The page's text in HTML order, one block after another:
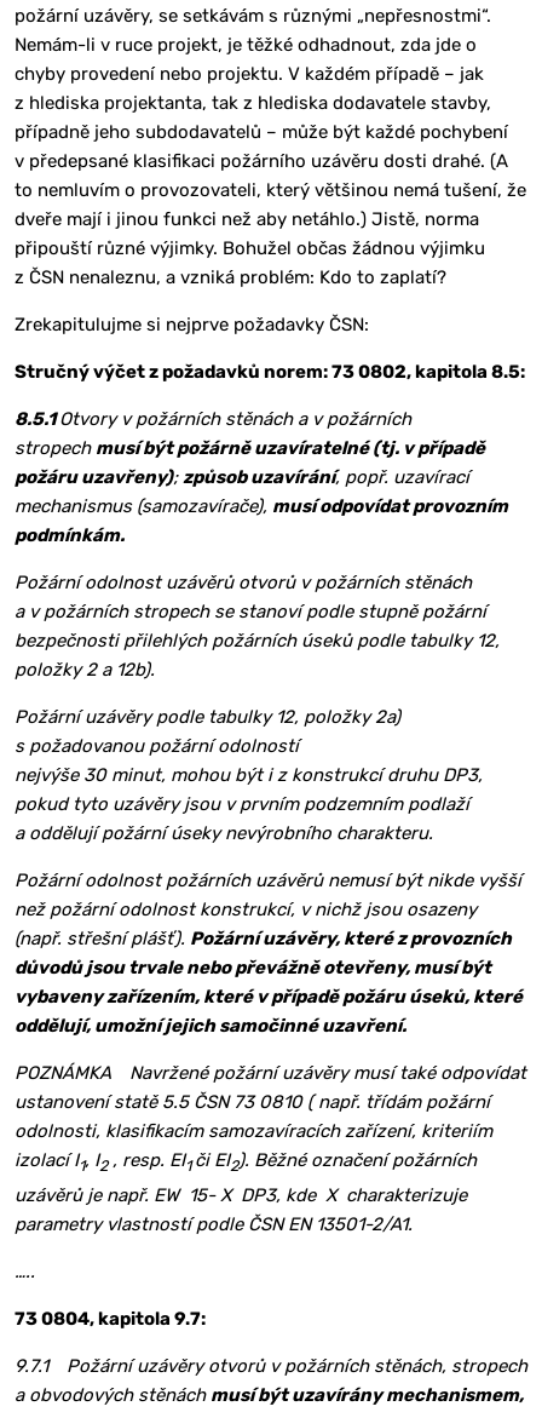
požární uzávěry, se setkávám s různými „nepřesnostmi“.
Nemám-li v ruce projekt, je těžké odhadnout, zda jde o
chyby provedení nebo projektu. V každém případě – jak
z hlediska projektanta, tak z hlediska dodavatele stavby,
případně jeho subdodavatelů – může být každé pochybení
v předepsané klasifikaci požárního uzávěru dosti drahé. (A
to nemluvím o provozovateli, který většinou nemá tušení, že
dveře mají i jinou funkci než aby netáhlo.) Jistě, norma
připouští různé výjimky. Bohužel občas žádnou výjimku
z ČSN nenaleznu, a vzniká problém: Kdo to zaplatí?
Zrekapitulujme si nejprve požadavky ČSN:
Stručný výčet z požadavků norem: 73 0802, kapitola 8.5:
8.5.1Otvory v požárních stěnách a v požárních
stropech musí být požárně uzavíratelné (tj. v případě
požáru uzavřeny);způsob uzavírání, popř. uzavírací
mechanismus (samozavírače), musí odpovídat provozním
podmínkám.
Požární odolnost uzávěrů otvorů v požárních stěnách
a v požárních stropech se stanoví podle stupně požární
bezpečnosti přilehlých požárních úseků podle tabulky 12,
položky 2 a 12b).
Požární uzávěry podle tabulky 12, položky 2a)
s požadovanou požární odolností
nejvýše 30 minut, mohou být i z konstrukcí druhu DP3,
pokud tyto uzávěry jsou v prvním podzemním podlaží
a oddělují požární úseky nevýrobního charakteru.
Požární odolnost požárních uzávěrů nemusí být nikde vyšší
než požár­ní odolnost konstrukcí, v nichž jsou osazeny
(např. střešní plášť). Požární uzávěry, které z provozních
důvodů jsou trvale nebo převážně otevřeny, musí být
vybaveny zařízením, které v případě požáru úseků, které
oddělují, umožní jejich samočinné uzavření.
POZNÁMKA Navržené požární uzávěry musí také odpovídat
ustanovení statě 5.5 ČSN 73 0810 ( např. třídám požární
odolnosti, klasifikacím samozavíracích zařízení, kriteriím
izolací I1, I2, resp. EI1či EI2). Běžné označení požárních
uzávěrů je např. EW 15- X DP3, kde X charakterizuje
parametry vlastností podle ČSN EN 13501-2/A1.
…..
73 0804, kapitola 9.7:
9.7.1 Požární uzávěry otvorů v požárních stěnách, stropech
a obvodových stěnách musí být uzavírány mechanismem,